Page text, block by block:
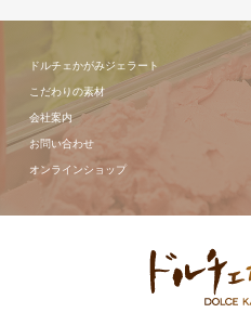
ドルチェかがみジェラート
こだわりの素材
会社案内
お問い合わせ
オンラインショップ